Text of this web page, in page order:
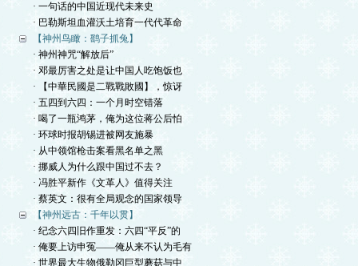
· 一句话的中国近现代未来史
· 巴勒斯坦血灌沃土培育一代代革命
【神州鸟瞰：鹞子抓兔】
· 神州神咒“解放后”
· 邓最厉害之处是让中国人吃饱饭也
· 【中華民國是二戰戰敗國】，惊讶
· 五四到六四：一个月时空错落
· 喝了一瓶鸿茅，俺为这位蒋公后怕
· 环球时报胡锡进被网友施暴
· 从中领馆枪击案看黑名单之黑
· 挪威人为什么跟中国过不去？
· 冯胜平新作《文革人》值得关注
· 蔡英文：很有全局观念的国家领导
【神州远古：千年以贯】
· 纪念六四旧作重发：六四“平反”的
· 俺要上访申冤——俺从来不认为毛有
· 世界最大生物俄勒冈巨型蘑菇与中